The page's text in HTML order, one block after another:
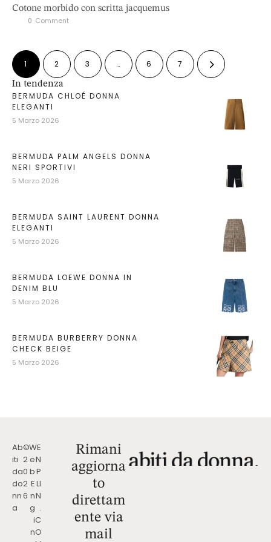
Cotone morbido con scritta jacquemus
0 Comment
1 2 3 … 6 7
In tendenza
BERMUDA CHLOÉ DONNA
ELEGANTI
5 Marzo 2026
BERMUDA PALM ANGELS DONNA
NERI SPORTIVI
5 Marzo 2026
BERMUDA SAINT LAURENT DONNA
ELEGANTI
5 Marzo 2026
BERMUDA LOEWE DONNA IN
DENIM BLU
5 Marzo 2026
BERMUDA BURBERRY DONNA
CHECK BEIGE
5 Marzo 2026
Ab
iti
da
do
nn
a
©
2
0
2
6
W
e
b
E
n
g
i
n
E
N
P
LI
N
.
C
O
Rimani
aggiorna
to
direttam
ente via
mail